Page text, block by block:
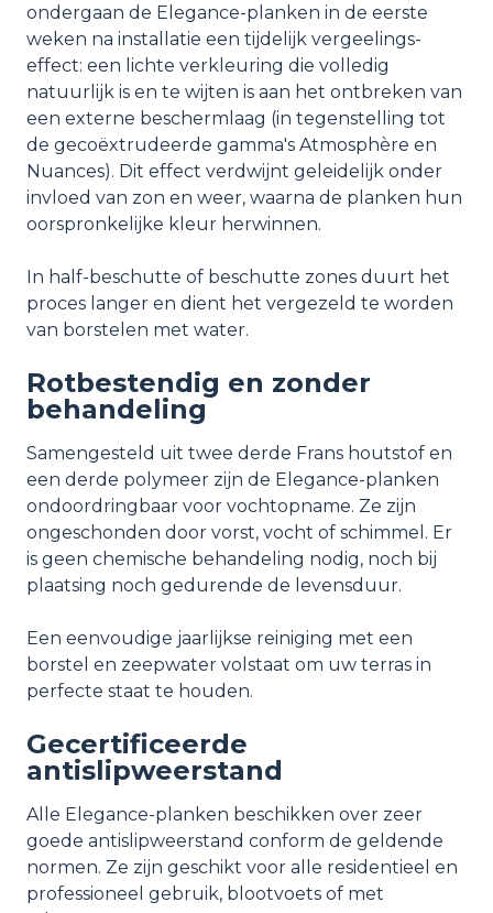
ondergaan de Elegance-planken in de eerste
weken na installatie een tijdelijk vergeelings-
effect: een lichte verkleuring die volledig
natuurlijk is en te wijten is aan het ontbreken van
een externe beschermlaag (in tegenstelling tot
de gecoëxtrudeerde gamma's Atmosphère en
Nuances). Dit effect verdwijnt geleidelijk onder
invloed van zon en weer, waarna de planken hun
oorspronkelijke kleur herwinnen.
In half-beschutte of beschutte zones duurt het
proces langer en dient het vergezeld te worden
van borstelen met water.
Rotbestendig en zonder
behandeling
Samengesteld uit twee derde Frans houtstof en
een derde polymeer zijn de Elegance-planken
ondoordringbaar voor vochtopname. Ze zijn
ongeschonden door vorst, vocht of schimmel. Er
is geen chemische behandeling nodig, noch bij
plaatsing noch gedurende de levensduur.
Een eenvoudige jaarlijkse reiniging met een
borstel en zeepwater volstaat om uw terras in
perfecte staat te houden.
Gecertificeerde
antislipweerstand
Alle Elegance-planken beschikken over zeer
goede antislipweerstand conform de geldende
normen. Ze zijn geschikt voor alle residentieel en
professioneel gebruik, blootvoets of met